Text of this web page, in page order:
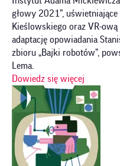
głowy 2021”,
Kieślowskiego oraz VR-
adaptację opowiadania
zbioru „Bajki robotów”,
Lema.
Dowiedz się więcej